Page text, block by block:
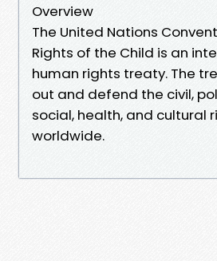
Overview
The United Nations
Rights of the Child is an
human rights treaty. The
out and defend the civil,
social, health, and cultural
worldwide.